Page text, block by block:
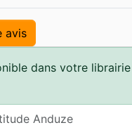
avis
dans votre librairie
Anduze